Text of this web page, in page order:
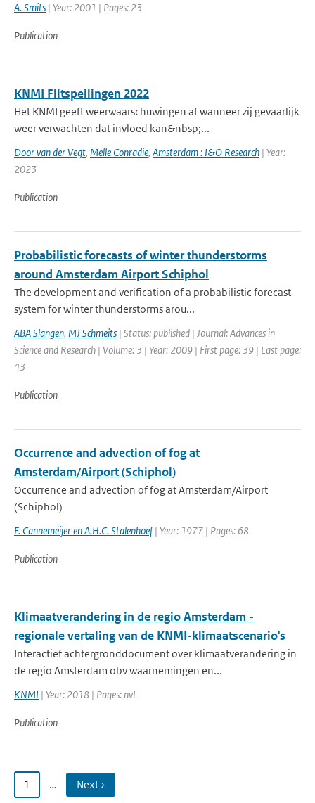
A. Smits | Year: 2001 | Pages: 23
Publication
KNMI Flitspeilingen 2022
Het KNMI geeft weerwaarschuwingen af wanneer zij gevaarlijk
weer verwachten dat invloed kan&nbsp;...
Door van der Vegt, Melle Conradie, Amsterdam : I&O Research | Year:
2023
Publication
Probabilistic forecasts of winter thunderstorms
around Amsterdam Airport Schiphol
The development and verification of a probabilistic forecast
system for winter thunderstorms arou...
ABA Slangen, MJ Schmeits | Status: published | Journal: Advances in
Science and Research | Volume: 3 | Year: 2009 | First page: 39 | Last page:
43
Publication
Occurrence and advection of fog at
Amsterdam/Airport (Schiphol)
Occurrence and advection of fog at Amsterdam/Airport
(Schiphol)
F. Cannemeijer en A.H.C. Stalenhoef| Year: 1977 | Pages: 68
Publication
Klimaatverandering in de regio Amsterdam -
regionale vertaling van de KNMI-klimaatscenario's
Interactief achtergronddocument over klimaatverandering in
de regio Amsterdam obv waarnemingen en...
KNMI | Year: 2018 | Pages: nvt
Publication
1 … Next ›